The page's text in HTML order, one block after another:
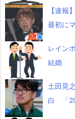
【速報
最初に
レイン
結婚
土田晃
白 「20